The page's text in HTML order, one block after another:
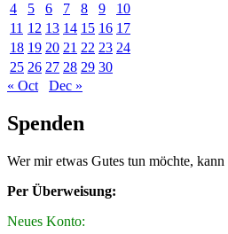
4
5 6 7 8 9
10
11 12 13 14 15 16 17
18 19 20 21 22 23 24
25 26 27 28 29 30
« Oct
Dec »
Spenden
Wer mir etwas Gutes tun möchte, kann
Per Überweisung:
Neues Konto: